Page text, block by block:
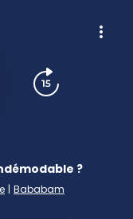
?
| Bababam